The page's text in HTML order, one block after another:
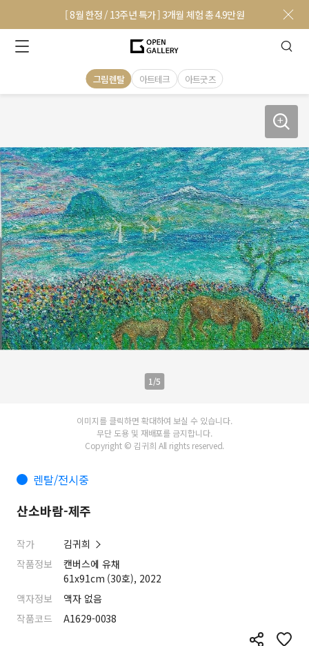
[ 8월 한정 / 13주년 특가 ] 3개월 체험 총 4.9만원
그림렌탈 아트테크 아트굿즈
1/5
이미지를 클릭하면 확대하여 보실 수 있습니다.
무단 도용 및 재배포를 금지합니다.
Copyright © 김귀희 All rights reserved.
렌탈/전시중
산소바람-제주
작가
김귀희
작품정보
캔버스에 유채
61x91cm (30호), 2022
액자정보
액자 없음
작품코드
A1629-0038